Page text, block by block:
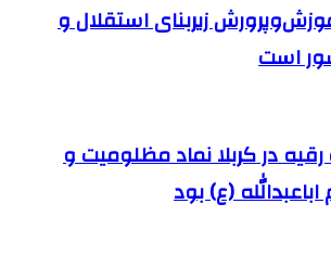
زیربنای استقلال و
است
در کربلا نماد مظلومیت و
(ع) بود